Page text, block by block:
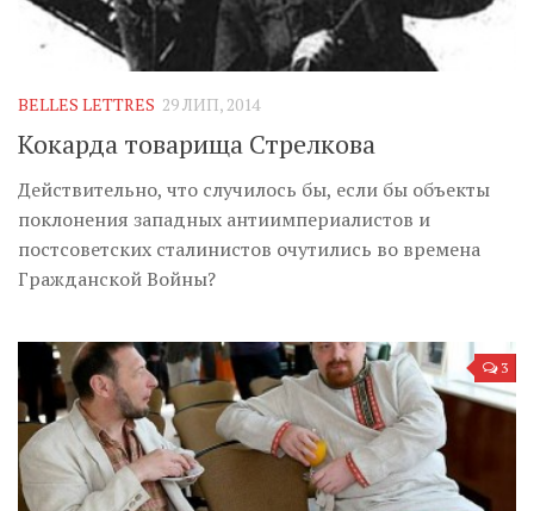
BELLES LETTRES 29 ЛИП, 2014
Кокарда товарища Стрелкова
Действительно, что случилось бы, если бы объекты
поклонения западных антиимпериалистов и
постсоветских сталинистов очутились во времена
Гражданской Войны?
3